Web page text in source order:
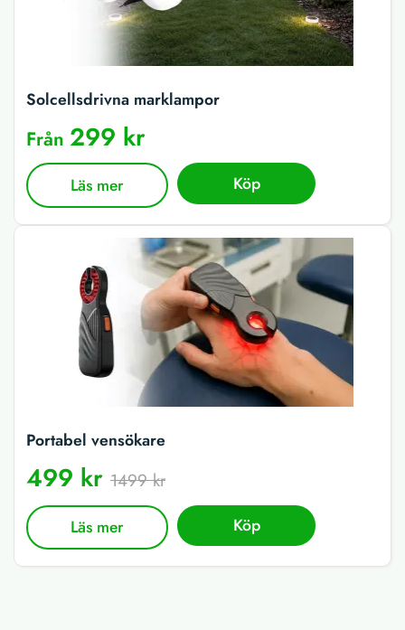
Solcellsdrivna marklampor
Från 299 kr
Läs mer Köp
Portabel vensökare
499 kr 1499 kr
Läs mer Köp